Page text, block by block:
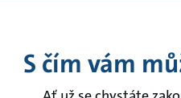
S čím vám